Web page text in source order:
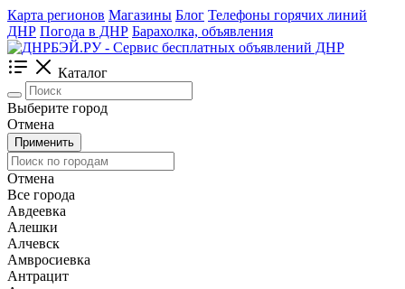
Карта регионов Магазины Блог Телефоны горячих линий
ДНР Погода в ДНР Барахолка, объявления
Каталог
Выберите город
Отмена
Применить
Отмена
Все города
Авдеевка
Алешки
Алчевск
Амвросиевка
Антрацит